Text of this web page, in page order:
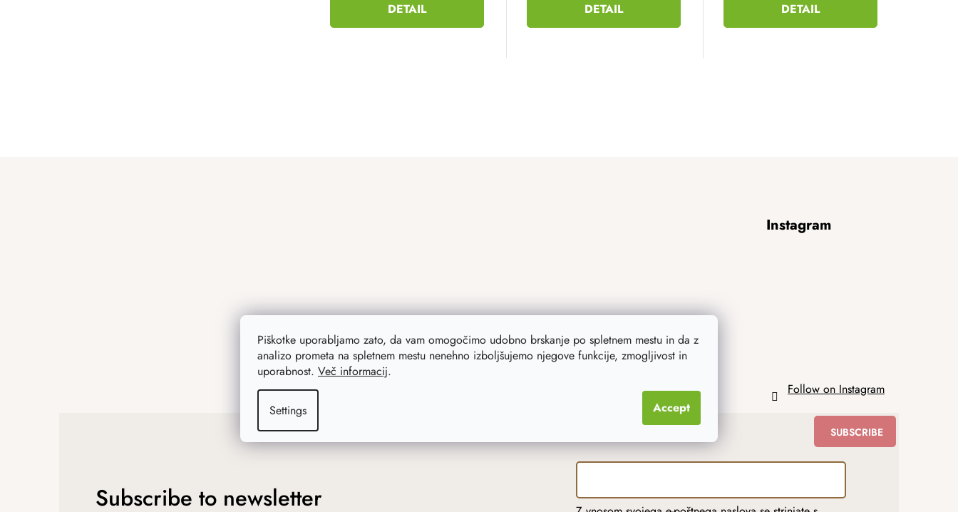
Piškotke uporabljamo zato, da vam omogočimo udobno brskanje po spletnem mestu in da z
analizo prometa na spletnem mestu nenehno izboljšujemo njegove funkcije, zmogljivost in
uporabnost. Več informacij.
Settings Accept
DETAIL DETAIL DETAIL
l
Instagram
Follow on Instagram
Subscribe to newsletter
SUBSCRIBE